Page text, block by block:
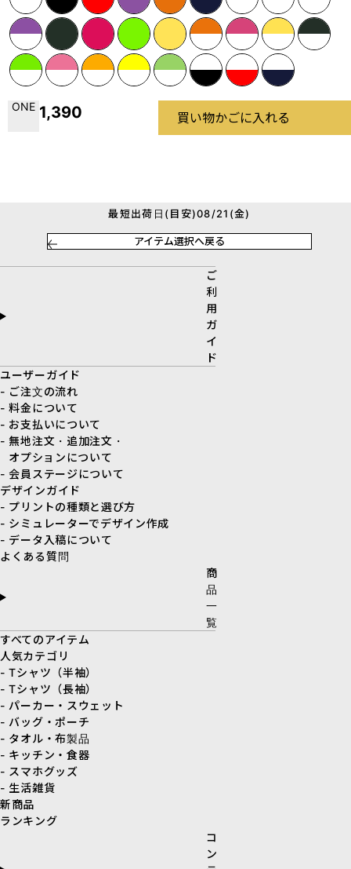
ONE 1,390 買い物かごに入れる
最短出荷日(目安)08/21(金)
アイテム選択へ戻る
ご
利
用
ガ
イ
ド
ユーザーガイド
- ご注文の流れ
- 料金について
- お支払いについて
- 無地注文・追加注文・
オプションについて
- 会員ステージについて
デザインガイド
- プリントの種類と選び方
- シミュレーターでデザイン作成
- データ入稿について
よくある質問
商
品
一
覧
すべてのアイテム
人気カテゴリ
- Tシャツ（半袖）
- Tシャツ（長袖）
- パーカー・スウェット
- バッグ・ポーチ
- タオル・布製品
- キッチン・食器
- スマホグッズ
- 生活雑貨
新商品
ランキング
コ
ン